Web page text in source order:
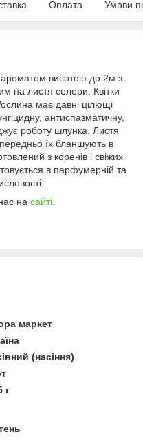
Оплата Умови
ароматом висотою до 2м з
на листя селери. Квітки
має давні цілющі
антиспазматичну,
роботу шлунка. Листя
їх бланшують в
з коренів і свіжих
в парфумерній та
на сайті.
маркет
(насіння)
г